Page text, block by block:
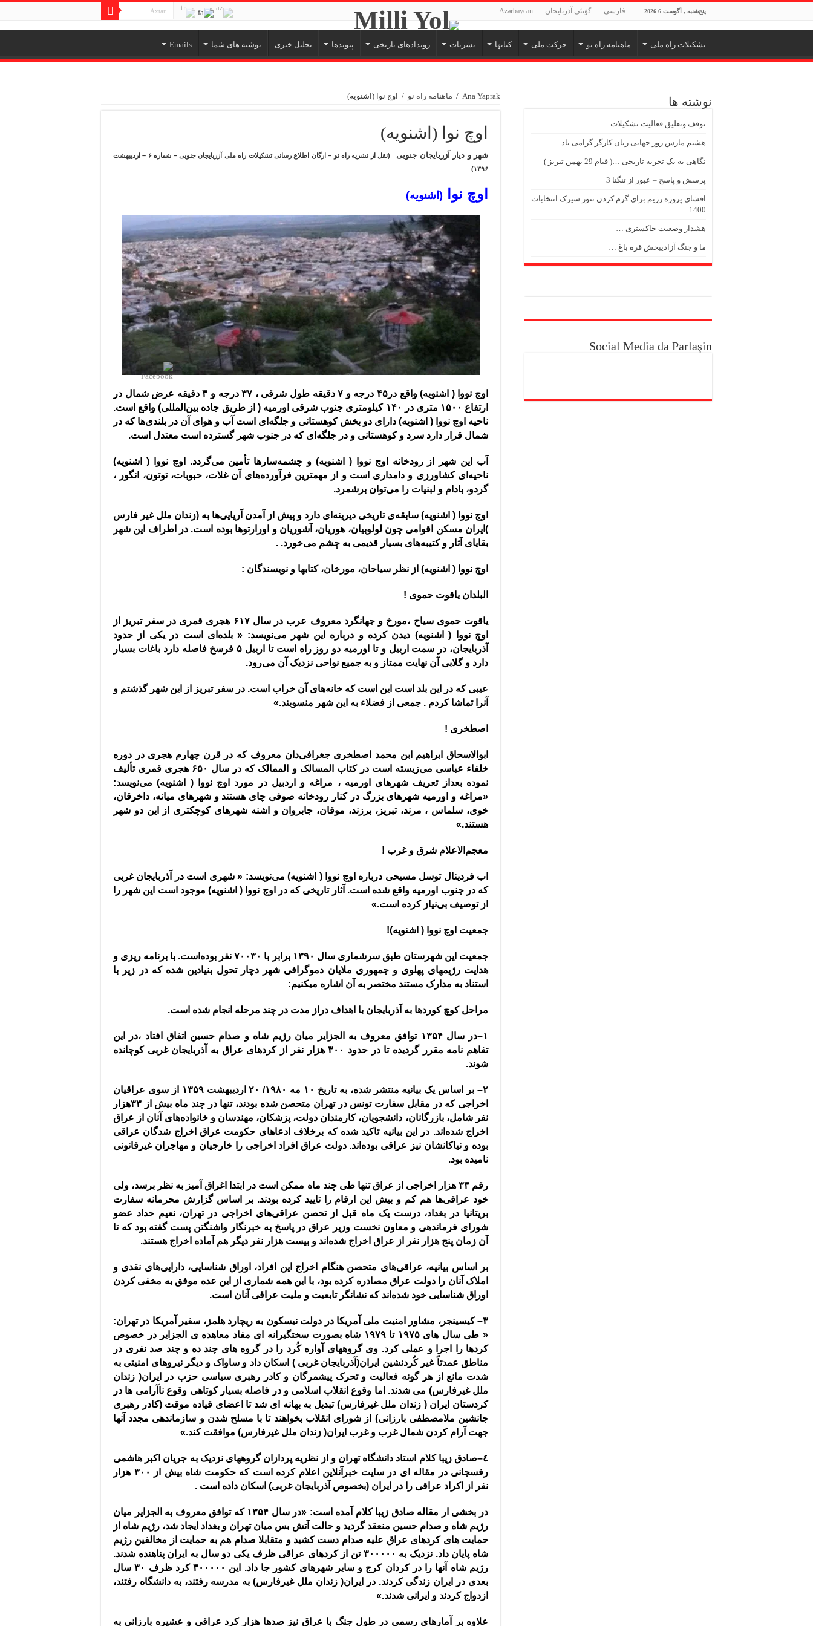
پنج‌شنبه , آگوست 6 2026 فارسی گؤنئی آذربایجان Azərbaycan
تشکیلات راه ملی ماهنامه راه نو حرکت ملی کتابها نشریات رویدادهای تاریخی پیوندها تحلیل خبری نوشته های شما Emails
Ana Yaprak
/ ماهنامه راه نو / اوچ نوا (اشنویه)
اوچ نوا (اشنویه)
شهر و دیار آزربایجان جنوبی
(نقل از نشریه راه نو – ارگان اطلاع رسانی تشکیلات راه ملی آزربایجان جنوبی – شماره ۶ – اردیبهشت
۱۳۹۶)
اوچ نوا ( اشنویه)
اوچ نووا( اشنویه)
واقع در۴۵ درجه و ۷ دقیقه طول شرقی ‌، ۳۷ درجه و ۳ دقیقه عرض شمال در
ارتفاع ۱۵۰۰ متری در ۱۴۰ کیلومتری جنوب شرقی اورمیه ‌‌‌
( از طریق جاده بین‌المللی) واقع است.
ناحیه اوچ نووا ( اشنویه) دارای دو بخش کوهستانی و جلگه‌ای است ‌آب و هوای ‌آن در بلندی‌ها که در
شمال قرار دارد سرد و کوهستانی و در جلگه‌‌ای که در جنوب شهر گسترده است معتدل است.
آب این شهر از رودخانه اوچ نووا( اشنویه) و چشمه‌سارها تأمین می‌گردد. اوچ نووا( اشنویه)
ناحیه‌ای کشاورزی و دامداری است و از مهمترین فرآورده‌های ‌آن غلات، حبوبات‌، توتون‌، انگور ‌،
گردو‌، بادام و لبنیات را می‌توان برشمرد.
اوچ نووا ( اشنویه) سابقه‌ی تاریخی دیرینه‌ای دارد و پیش از ‌آمدن ‌آریایی‌ها به (زندان ملل غیر فارس
)ایران مسکن اقوامی چون لولوبیان‌، هوریان‌، ‌آشوریان و اورارتوها بوده است. در اطراف این شهر
بقایای ‌آثار و کتیبه‌های بسیار قدیمی به چشم می‌خورد. .
اوچ نووا ( اشنویه) از نظر سیاحان‌، مورخان‌، کتابها و نویسندگان :
البلدان یاقوت حموی !
یاقوت حموی سیاح ‌،‌مورخ و جهانگرد معروف عرب در سال ۶۱۷ هجری قمری در سفر تبریز از
اوچ نووا ( اشنویه) دیدن کرده و درباره این شهر می‌نویسد‌: « بلده‌ای است در یکی از حدود
‌آذربایجان، در سمت اربیل و تا اورمیه دو روز راه است تا اربیل ۵ فرسخ فاصله دارد باغات بسیار
دارد و گلابی ‌آن نهایت ممتاز و به جمیع نواحی نزدیک ‌آن می‌رود.
عیبی که در این بلد است این است که خانه‌های ‌آن خراب است. در سفر تبریز از این شهر گذشتم و
‌آنرا تماشا کردم . جمعی از فضلاء به این شهر منسوبند.»
اصطخری !
ابوالاسحاق ابراهیم ابن محمد اصطخری جغرافی‌دان معروف که در قرن چهارم هجری در دوره
خلفاء عباسی می‌زیسته است در کتاب المسالک و الممالک که در سال ۶۵۰ هجری قمری تألیف
نموده بعداز تعریف شهرهای اورمیه ‌، مراغه و اردبیل در مورد اوچ نووا( اشنویه) می‌نویسد:
«مراغه و اورمیه شهرهای بزرگ در کنار رودخانه صوفی چای هستند و شهرهای میانه‌، داخرقان‌،
خوی‌، سلماس ، مرند‌، تبریز‌، برزند‌، موقان‌، جابروان و اشنه‌ شهرهای کوچکتری از این دو شهر
هستند.»
معجم‌الاعلام شرق و غرب !
اب فردینال توسل مسیحی درباره اوچ نووا( اشنویه) می‌نویسد: «شهری است در ‌آذربایجان غربی
که در جنوب اورمیه واقع شده است. ‌ آثار تاریخی که در اوچ نووا ( اشنویه) موجود است این شهر را
از توصیف بی‌نیاز کرده است.»
جمعیت اوچ نووا ( اشنویه)!
جمعیت این شهرستان طبق سرشماری سال ۱۳۹۰ برابر با ۷۰۰۳۰ نفر بوده‌است . با برنامه ریزی و
هدایت رژیمهای پهلوی و جمهوری ملایان دموگرافی شهر دچار تحول بنیادین شده که در زیر با
استناد به مدارک مستند مختصر به آن اشاره میکنیم:
مراحل کوچ کوردها به آذربایجان با اهداف دراز مدت در چند مرحله انجام شده است.
١–
در سال ۱۳۵۴ توافق معروف به الجزایر میان رژیم شاه و صدام حسین اتفاق افتاد ،در این
تفاهم نامه مقرر گردیده تا در حدود ۳۰۰ هزار نفر از کردهای عراق به آذربایجان غربی کوچانده
شوند.
۲– بر اساس یک بیانیه منتشر شده، به تاریخ ۱۰ مه ۱۹۸۰ /
۲۰ اردیبهشت ۱۳۵۹ از سوی عراقیان
اخراجی که در مقابل سفارت تونس در تهران متحصن شده بودند، تنها در چند ماه بیش از ۳۳هزار
نفر شامل، بازرگانان، دانشجویان، کارمندان دولت، پزشکان، مهندسان و خانواده‌های آنان از عراق
اخراج شده‌اند. در این بیانیه تاکید شده که برخلاف ادعاهای حکومت عراق اخراج شدگان عراقی
بوده و نیاکانشان نیز عراقی بوده‌اند.دولت عراق افراد اخراجی را خارجیان و مهاجران غیرقانونی
نامیده بود.
رقم ۳۳ هزار اخراجی از عراق تنها طی چند ماه ممکن است در ابتدا اغراق آمیز به نظر برسد، ولی
خود عراقی‌ها هم کم و بیش این ارقام را تایید کرده بودند.بر اساس گزارش محرمانه سفارت
بریتانیا در بغداد، درست یک ماه قبل از تحصن عراقی‌های اخراجی در تهران، نعیم حداد عضو
شورای فرماندهی و معاون نخست وزیر عراق در پاسخ به خبرنگار واشنگتن پست گفته بود که تا
آن زمان پنج هزار نفر از عراق اخراج شده‌اند و بیست هزار نفر دیگر هم آماده اخراج هستند.
بر اساس بیانیه، عراقی‌های متحصن هنگام اخراج این افراد، اوراق شناسایی، دارایی‌های نقدی و
املاک آنان را دولت عراق مصادره کرده بود، با این همه شماری از این عده موفق به مخفی کردن
اوراق شناسایی خود شده‌اند که نشانگر تابعیت و ملیت عراقی آنان است.
٣–کیسینجر، مشاور امنیت ملی آمریکا در دولت نیسکون به ریچارد هلمز، سفیر آمریکا در تهران:
«
طی سال های ۱۹۷۵ تا ۱۹۷۹ شاه بصورت سختگیرانه ای مفاد معاهده ی الجزایر در خصوص
کردها را اجرا و عملی کرد. وی گروههای آواره کُرد را در گروه های چند ده و چند صد نفری در
مناطق عمدتاً غیر کُردنشین ایران(آذربایجان غربی) اسکان داد و ساواک و دیگر نیروهای امنیتی به
شدت مانع از هر گونه فعالیت و تحرک پیشمرگان و کادر رهبری سیاسی حزب در ایران( زندان
ملل غیرفارس) می شدند. اما وقوع انقلاب اسلامی و در فاصله بسیار کوتاهی وقوع ناآرامی ها در
کردستان ایران(زندان ملل غیرفارس)تبدیل به بهانه ای شد تا اعضای قیاده موقت(کادر رهبری
جانشین ملامصطفی بارزانی) از شورای انقلاب بخواهند تا با مسلح شدن و سازماندهی مجدد آنها
جهت آرام کردن شمال غرب و غرب ایران( زندان ملل غیرفارس) موافقت کند.»
٤–صادق زیبا کلام استاد دانشگاه تهران و از نظریه پردازان گروههای نزدیک به جریان اکبر هاشمی
رفسجانی در مقاله ای در سایت خبرآنلاین اعلام کرده است که حکومت شاه بیش از ۳۰۰ هزار
نفر از اکراد عراقی را در ایران (بخصوص آذربایجان غربی) اسکان داده است .
در بخشی ار مقاله صادق زیبا کلام آمده است: «
در سال ۱۳۵۴ که توافق معروف به الجزایر میان
رژیم شاه و صدام حسین منعقد گردید و حالت آتش بس میان تهران و بغداد ایجاد شد، رژیم شاه از
حمایت های کردهای عراق علیه صدام دست کشید و متقابلا صدام هم به حمایت از مخالفین رژیم
شاه پایان داد. نزدیک به ۳۰۰۰۰۰ تن از کردهای عراقی ظرف یکی دو سال به ایران پناهنده شدند
.
رژیم شاه آنها را در کردان کرج و سایر شهرهای کشور جا داد.
این ۳۰۰۰۰۰ کرد ظرف ۳۰ سال
بعدی در ایران زندگی کردند.در ایران(زندان ملل غیرفارس) به مدرسه رفتند، به دانشگاه رفتند،
ازدواج کردند و ایرانی شدند.»
علاوه بر آمارهای رسمی در طول جنگ با عراق نیز صدها هزار کرد عراقی و عشیره بارزانی به
نوشته ها
توقف وتعلیق فعالیت تشکیلات
هشتم مارس روز جهانی زنان کارگر گرامی باد
نگاهی به یک تجربه تاریخی …( قیام 29 بهمن تبریز )
پرسش و پاسخ – عبور از تنگنا 3
افشای پروژه رژیم برای گرم کردن تنور سیرک انتخابات
1400
هشدار وضعیت خاکستری …
ما و جنگ آزادیبخش قره باغ …
Social Media da Parlaşin